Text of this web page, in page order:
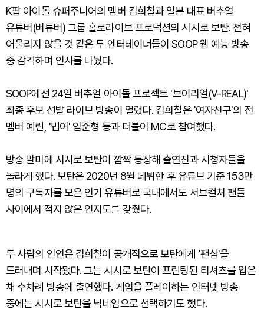
K팝 아이돌 슈퍼주니어의 멤버 김희철과 일본 대표 버추얼
유튜버(버튜버) 그룹 홀로라이브 프로덕션의 시시로 보탄. 전혀
어울리지 않을 것 같은 두 엔터테이너들이 SOOP 웹 예능 방송
중 감격하며 인사를 나눴다.
SOOP에선 24일 버추얼 아이돌 프로젝트 '브이리얼(V-REAL)'
최종 후보 선발 라이브 방송이 열렸다. 김희철은 '여자친구'의 전
멤버 예린, '빕어' 임준형 등과 더불어 MC로 참여했다.
방송 말미에 시시로 보탄이 깜짝 등장해 출연진과 시청자들을
놀라게 했다. 보탄은 2020년 8월 데뷔한 후 유튜브 기준 153만
명의 구독자를 모은 인기 유튜버로 국내에서도 서브컬처 팬들
사이에서 적지 않은 인지도를 갖췄다.
두 사람의 인연은 김희철이 공개적으로 보탄에게 '팬심'을
드러내며 시작됐다. 그는 시시로 보탄이 프린팅된 티셔츠를 입은
채 수차례 방송에 출연했다. 게임을 플레이하는 인터넷 방송
중에는 시시로 보탄을 닉네임으로 선택하기도 했다.